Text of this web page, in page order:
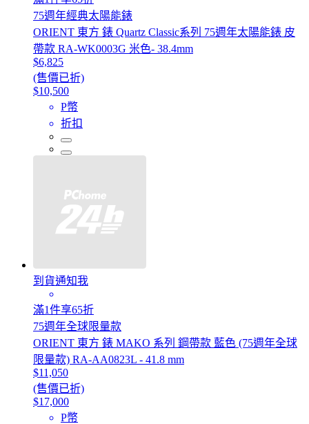
75週年經典太陽能錶
ORIENT 東方 錶 Quartz Classic系列 75週年太陽能錶 皮
帶款 RA-WK0003G 米色- 38.4mm
$6,825
(售價已折)
$10,500
P幣
折扣
到貨通知我
滿1件享65折
75週年全球限量款
ORIENT 東方 錶 MAKO 系列 鋼帶款 藍色 (75週年全球
限量款) RA-AA0823L - 41.8 mm
$11,050
(售價已折)
$17,000
P幣